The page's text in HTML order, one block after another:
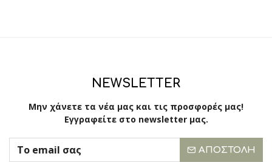
NEWSLETTER
Μην χάνετε τα νέα μας και τις προσφορές μας!
Εγγραφείτε στο newsletter μας.
ΑΠΟΣΤΟΛΉ